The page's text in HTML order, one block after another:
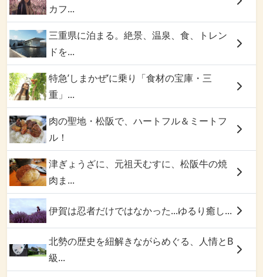
カフ...
三重県に泊まる。絶景、温泉、食、トレン
ドを...
特急’しまかぜ’に乗り「食材の宝庫・三
重」...
肉の聖地・松阪で、ハートフル＆ミートフ
ル！
津ぎょうざに、元祖天むすに、松阪牛の焼
肉ま...
伊賀は忍者だけではなかった...ゆるり癒し...
北勢の歴史を紐解きながらめぐる、人情とB
級...